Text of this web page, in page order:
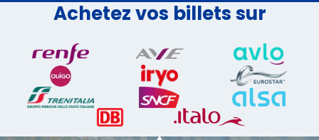
Achetez vos billets sur